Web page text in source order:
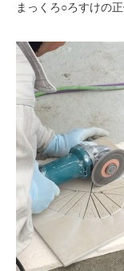
まっくろ○ろすけの